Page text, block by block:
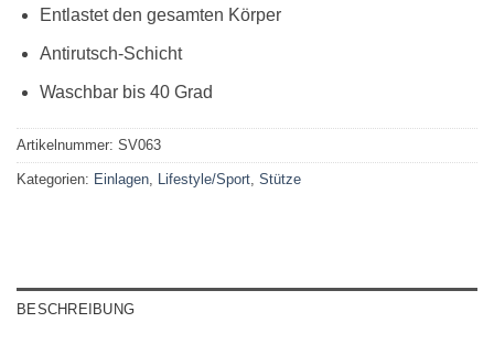
Entlastet den gesamten Körper
Antirutsch-Schicht
Waschbar bis 40 Grad
Artikelnummer: SV063
Kategorien: Einlagen, Lifestyle/Sport, Stütze
BESCHREIBUNG